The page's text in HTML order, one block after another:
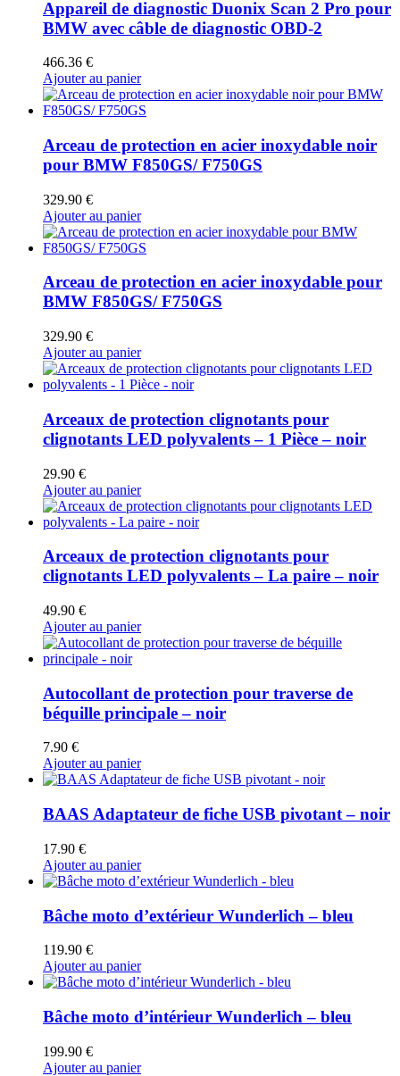
Appareil de diagnostic Duonix Scan 2 Pro pour
BMW avec câble de diagnostic OBD-2
466.36 €
Ajouter au panier
Arceau de protection en acier inoxydable noir
pour BMW F850GS/ F750GS
329.90 €
Ajouter au panier
Arceau de protection en acier inoxydable pour
BMW F850GS/ F750GS
329.90 €
Ajouter au panier
Arceaux de protection clignotants pour
clignotants LED polyvalents – 1 Pièce – noir
29.90 €
Ajouter au panier
Arceaux de protection clignotants pour
clignotants LED polyvalents – La paire – noir
49.90 €
Ajouter au panier
Autocollant de protection pour traverse de
béquille principale – noir
7.90 €
Ajouter au panier
BAAS Adaptateur de fiche USB pivotant – noir
17.90 €
Ajouter au panier
Bâche moto d’extérieur Wunderlich – bleu
119.90 €
Ajouter au panier
Bâche moto d’intérieur Wunderlich – bleu
199.90 €
Ajouter au panier